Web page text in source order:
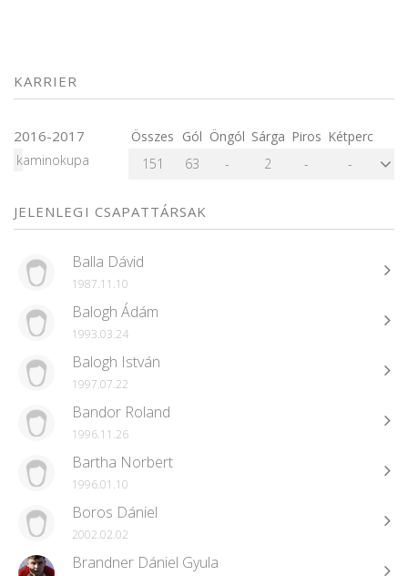
KARRIER
2016-2017 Összes Gól Öngól Sárga Piros Kétperc
kaminokupa
151 63 - 2 - -
JELENLEGI CSAPATTÁRSAK
Balla Dávid
1987.11.10
Balogh Ádám
1993.03.24
Balogh István
1997.07.22
Bandor Roland
1996.11.26
Bartha Norbert
1996.01.10
Boros Dániel
2002.02.02
Brandner Dániel Gyula